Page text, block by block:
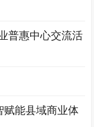
普惠中心交流活
赋能县域商业体